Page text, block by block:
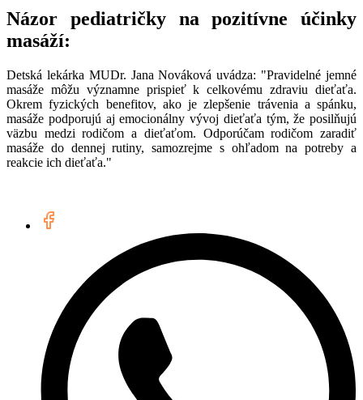
Názor pediatričky na pozitívne účinky
masáží:
Detská lekárka MUDr. Jana Nováková uvádza: "Pravidelné jemné
masáže môžu významne prispieť k celkovému zdraviu dieťaťa.
Okrem fyzických benefitov, ako je zlepšenie trávenia a spánku,
masáže podporujú aj emocionálny vývoj dieťaťa tým, že posilňujú
väzbu medzi rodičom a dieťaťom. Odporúčam rodičom zaradiť
masáže do dennej rutiny, samozrejme s ohľadom na potreby a
reakcie ich dieťaťa."